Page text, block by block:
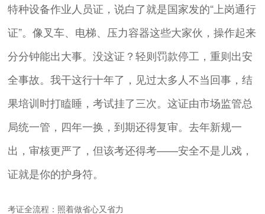
特种设备作业人员证，说白了就是国家发的“上岗通行
证”。像叉车、电梯、压力容器这些大家伙，操作起来
分分钟能出大事。没这证？轻则罚款停工，重则出安
全事故。我干这行十年了，见过太多人不当回事，结
果培训时打瞌睡，考试挂了三次。这证由市场监管总
局统一管，四年一换，到期还得复审。去年新规一
出，审核更严了，但该考还得考——安全不是儿戏，
证就是你的护身符。
考证全流程：照着做省心又省力